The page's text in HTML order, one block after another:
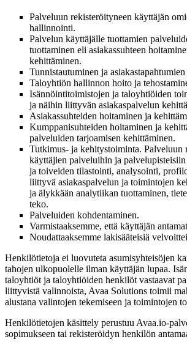
Palveluun rekisteröityneen käyttäjän
hallinnointi.
Palvelun käyttäjälle tuottamien
tuottaminen eli asiakassuhteen
kehittäminen.
Tunnistautuminen ja
Taloyhtiön hallinnon hoito ja
Isännöintitoimistojen ja taloyhtiöiden
ja näihin liittyvän asiakaspalvelun
Asiakassuhteiden hoitaminen ja
Kumppanisuhteiden hoitaminen ja
palveluiden tarjoamisen kehittäminen.
Tutkimus- ja kehitystoiminta. Palveluun
käyttäjien palveluihin ja
ja toiveiden tilastointi, analysointi,
liittyvä asiakaspalvelun ja toimintojen
ja älykkään analytiikan tuottaminen,
teko.
Palveluiden kohdentaminen.
Varmistaaksemme, että käyttäjän
Noudattaaksemme lakisääteisiä
Henkilötietoja ei luovuteta asumisyhteisöjen
tahojen ulkopuolelle ilman käyttäjän lupaa.
taloyhtiöt ja taloyhtiöiden henkilöt vastaavat
liittyvistä valinnoista, Avaa Solutions toimii
alustana valintojen tekemiseen ja toimintojen
Henkilötietojen käsittely perustuu Avaa.io-
sopimukseen tai rekisteröidyn henkilön